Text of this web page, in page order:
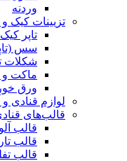
وردنه
تزیینات کیک
تاپر
سس
شکلات
ماکت و
ورق
لوازم قنادی
قالب‌های
قالب
قالب
قالب